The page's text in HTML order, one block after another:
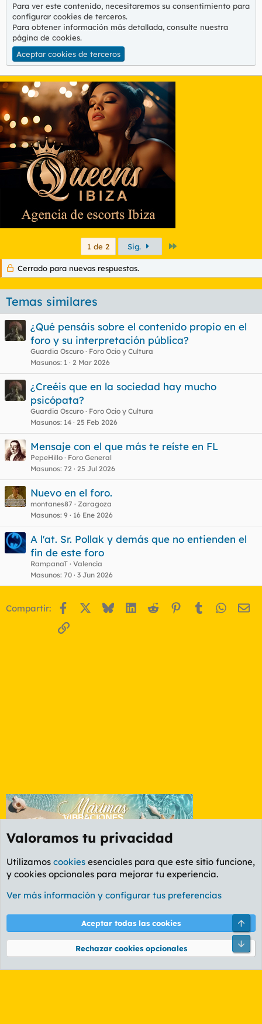
Para ver este contenido, necesitaremos su consentimiento para
configurar cookies de terceros.
Para obtener información más detallada, consulte nuestra
página de cookies.
Aceptar cookies de terceros
1 de 2 Sig.
Cerrado para nuevas respuestas.
Temas similares
¿Qué pensáis sobre el contenido propio en el
foro y su interpretación pública?
Guardia Oscuro
Foro Ocio y Cultura
Masunos 1 2 Mar 2026
¿Creéis que en la sociedad hay mucho
psicópata?
Guardia Oscuro
Foro Ocio y Cultura
Masunos 14 25 Feb 2026
Mensaje con el que más te reíste en FL
PepeHillo
Foro General
Masunos 72 25 Jul 2026
Nuevo en el foro.
montanes87
Zaragoza
Masunos 9 16 Ene 2026
A l'at. Sr. Pollak y demás que no entienden el
fin de este foro
RampanaT Valencia
Masunos 70 3 Jun 2026
Compartir: Facebook BlueskyLinkedIn
Reddit Pinterest
Tumblr
Enlace
Foro General
Cookies
PL OLDSTYLE AMARILLO
Términos y reglas Política de privacidad Ayuda
Community platform by XenForo® © 2010-2026 XenForo Ltd.
Valoramos tu privacidad
Utilizamos cookies esenciales para que este sitio funcione,
y cookies opcionales para mejorar tu experiencia.
Ver más información y configurar tus preferencias
Aceptar todas las cookies
Rechazar cookies opcionales
Pie